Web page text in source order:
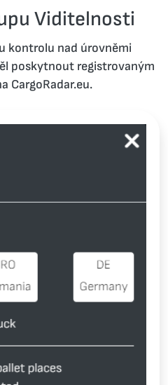
Viditelnosti
kontrolu nad úrovněmi
poskytnout registrovaným
CargoRadar.eu.